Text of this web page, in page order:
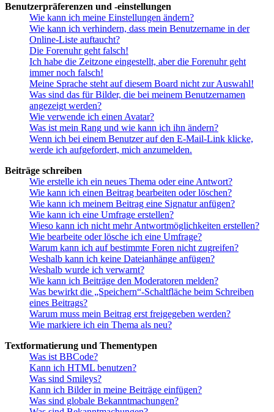
Benutzerpräferenzen und -einstellungen
Wie kann ich meine Einstellungen ändern?
Wie kann ich verhindern, dass mein Benutzername in der
Online-Liste auftaucht?
Die Forenuhr geht falsch!
Ich habe die Zeitzone eingestellt, aber die Forenuhr geht
immer noch falsch!
Meine Sprache steht auf diesem Board nicht zur Auswahl!
Was sind das für Bilder, die bei meinem Benutzernamen
angezeigt werden?
Wie verwende ich einen Avatar?
Was ist mein Rang und wie kann ich ihn ändern?
Wenn ich bei einem Benutzer auf den E-Mail-Link klicke,
werde ich aufgefordert, mich anzumelden.
Beiträge schreiben
Wie erstelle ich ein neues Thema oder eine Antwort?
Wie kann ich einen Beitrag bearbeiten oder löschen?
Wie kann ich meinem Beitrag eine Signatur anfügen?
Wie kann ich eine Umfrage erstellen?
Wieso kann ich nicht mehr Antwortmöglichkeiten erstellen?
Wie bearbeite oder lösche ich eine Umfrage?
Warum kann ich auf bestimmte Foren nicht zugreifen?
Weshalb kann ich keine Dateianhänge anfügen?
Weshalb wurde ich verwarnt?
Wie kann ich Beiträge den Moderatoren melden?
Was bewirkt die „Speichern“-Schaltfläche beim Schreiben
eines Beitrags?
Warum muss mein Beitrag erst freigegeben werden?
Wie markiere ich ein Thema als neu?
Textformatierung und Thementypen
Was ist BBCode?
Kann ich HTML benutzen?
Was sind Smileys?
Kann ich Bilder in meine Beiträge einfügen?
Was sind globale Bekanntmachungen?